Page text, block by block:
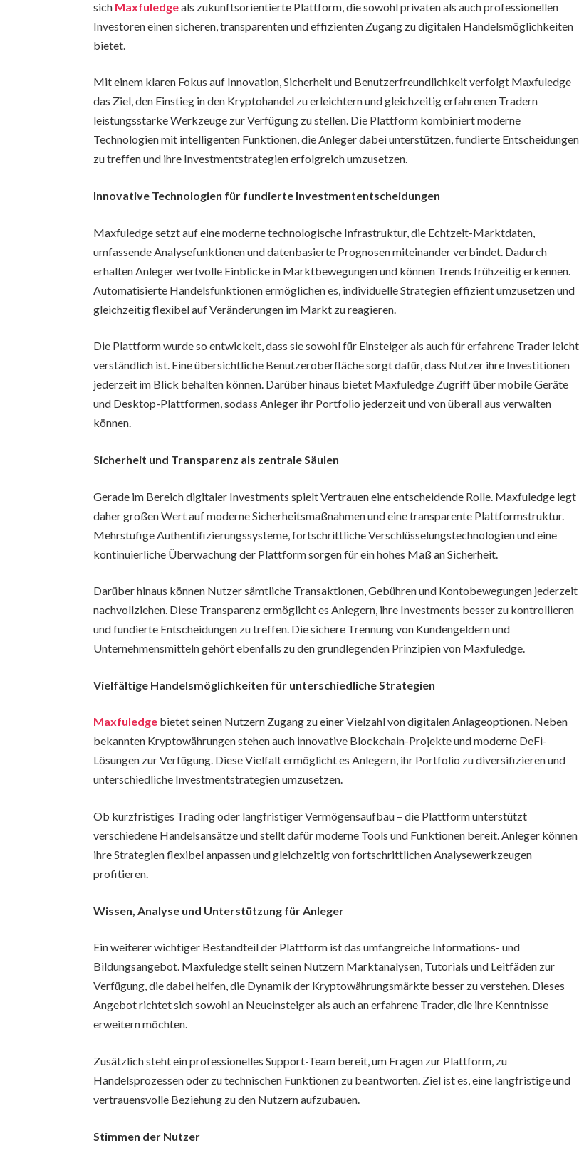
sich Maxfuledgeals zukunftsorientierte Plattform, die sowohl privaten als auch professionellen
Investoren einen sicheren, transparenten und effizienten Zugang zu digitalen Handelsmöglichkeiten
bietet.
Mit einem klaren Fokus auf Innovation, Sicherheit und Benutzerfreundlichkeit verfolgt Maxfuledge
das Ziel, den Einstieg in den Kryptohandel zu erleichtern und gleichzeitig erfahrenen Tradern
leistungsstarke Werkzeuge zur Verfügung zu stellen. Die Plattform kombiniert moderne
Technologien mit intelligenten Funktionen, die Anleger dabei unterstützen, fundierte Entscheidungen
zu treffen und ihre Investmentstrategien erfolgreich umzusetzen.
Innovative Technologien für fundierte Investmententscheidungen
Maxfuledge setzt auf eine moderne technologische Infrastruktur, die Echtzeit-Marktdaten,
umfassende Analysefunktionen und datenbasierte Prognosen miteinander verbindet. Dadurch
erhalten Anleger wertvolle Einblicke in Marktbewegungen und können Trends frühzeitig erkennen.
Automatisierte Handelsfunktionen ermöglichen es, individuelle Strategien effizient umzusetzen und
gleichzeitig flexibel auf Veränderungen im Markt zu reagieren.
Die Plattform wurde so entwickelt, dass sie sowohl für Einsteiger als auch für erfahrene Trader leicht
verständlich ist. Eine übersichtliche Benutzeroberfläche sorgt dafür, dass Nutzer ihre Investitionen
jederzeit im Blick behalten können. Darüber hinaus bietet Maxfuledge Zugriff über mobile Geräte
und Desktop-Plattformen, sodass Anleger ihr Portfolio jederzeit und von überall aus verwalten
können.
Sicherheit und Transparenz als zentrale Säulen
Gerade im Bereich digitaler Investments spielt Vertrauen eine entscheidende Rolle. Maxfuledge legt
daher großen Wert auf moderne Sicherheitsmaßnahmen und eine transparente Plattformstruktur.
Mehrstufige Authentifizierungssysteme, fortschrittliche Verschlüsselungstechnologien und eine
kontinuierliche Überwachung der Plattform sorgen für ein hohes Maß an Sicherheit.
Darüber hinaus können Nutzer sämtliche Transaktionen, Gebühren und Kontobewegungen jederzeit
nachvollziehen. Diese Transparenz ermöglicht es Anlegern, ihre Investments besser zu kontrollieren
und fundierte Entscheidungen zu treffen. Die sichere Trennung von Kundengeldern und
Unternehmensmitteln gehört ebenfalls zu den grundlegenden Prinzipien von Maxfuledge.
Vielfältige Handelsmöglichkeiten für unterschiedliche Strategien
Maxfuledge bietet seinen Nutzern Zugang zu einer Vielzahl von digitalen Anlageoptionen. Neben
bekannten Kryptowährungen stehen auch innovative Blockchain-Projekte und moderne DeFi-
Lösungen zur Verfügung. Diese Vielfalt ermöglicht es Anlegern, ihr Portfolio zu diversifizieren und
unterschiedliche Investmentstrategien umzusetzen.
Ob kurzfristiges Trading oder langfristiger Vermögensaufbau – die Plattform unterstützt
verschiedene Handelsansätze und stellt dafür moderne Tools und Funktionen bereit. Anleger können
ihre Strategien flexibel anpassen und gleichzeitig von fortschrittlichen Analysewerkzeugen
profitieren.
Wissen, Analyse und Unterstützung für Anleger
Ein weiterer wichtiger Bestandteil der Plattform ist das umfangreiche Informations- und
Bildungsangebot. Maxfuledge stellt seinen Nutzern Marktanalysen, Tutorials und Leitfäden zur
Verfügung, die dabei helfen, die Dynamik der Kryptowährungsmärkte besser zu verstehen. Dieses
Angebot richtet sich sowohl an Neueinsteiger als auch an erfahrene Trader, die ihre Kenntnisse
erweitern möchten.
Zusätzlich steht ein professionelles Support-Team bereit, um Fragen zur Plattform, zu
Handelsprozessen oder zu technischen Funktionen zu beantworten. Ziel ist es, eine langfristige und
vertrauensvolle Beziehung zu den Nutzern aufzubauen.
Stimmen der Nutzer